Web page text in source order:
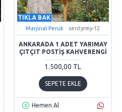
TIKLA BAK
Marjinal Peruk sentyrmy-12
ANKARADA 1 ADET YARIMAY
ÇITÇIT POSTIŞ KAHVERENGI
1.500,00 TL
SEPETE EKLE
Hemen Al